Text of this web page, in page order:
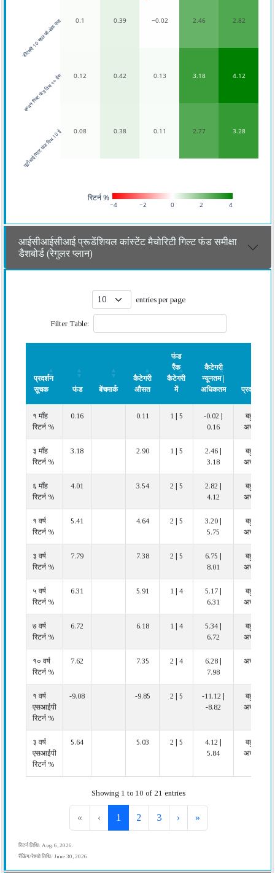
0.1 0.39 −0.02 2.46 2.82
0.12 0.42 0.13 3.18 4.12
0.08 0.38 0.11 2.77 3.28
यूटीआई गिल्ट फंड विथ 10 ई
बन्धन गिल्ट फंड विथ १० ईय
डीएसपी 10 साल जी-सेक फंड
−4 −2 0 2 4
रिटर्न %
आईसीआईसीआई प्रूडेंशियल कांस्टेंट मैचोरिटी गिल्ट फंड समीक्षा
डैशबोर्ड (रेगुलर प्लान)
entries per page
Filter Table:
प्रदर्शन
सूचक
फंड बेंचमार्क
कैटेगरी
औसत
फंड
रैंक
कैटेगरी
में
कैटेगरी
न्यूनतम |
अधिकतम
प्रदर्शन
सूचक
औसत
रैंक
न्यूनतम |
अधिकतम
१ माँह
रिटर्न %
0.16 0.11 1 | 5
-0.02 |
0.16
बहुत
अच्छा
३ माँह
रिटर्न %
3.18 2.90 1 | 5
2.46 |
3.18
बहुत
अच्छा
६ माँह
रिटर्न %
4.01 3.54 2 | 5
2.82 |
4.12
बहुत
अच्छा
१ वर्ष
रिटर्न %
5.41 4.64 2 | 5
3.20 |
5.75
बहुत
अच्छा
३ वर्ष
रिटर्न %
7.79 7.38 2 | 5
6.75 |
8.01
बहुत
अच्छा
५ वर्ष
रिटर्न %
6.31 5.91 1 | 4
5.17 |
6.31
बहुत
अच्छा
७ वर्ष
रिटर्न %
6.72 6.18 1 | 4
5.34 |
6.72
बहुत
अच्छा
१० वर्ष
रिटर्न %
7.62 7.35 2 | 4
6.28 |
7.98
अच्छा
१ वर्ष
एसआईपी
रिटर्न %
-9.08 -9.85 2 | 5
-11.12 |
-8.82
बहुत
अच्छा
३ वर्ष
एसआईपी
रिटर्न %
5.64 5.03 2 | 5
4.12 |
5.84
बहुत
अच्छा
Showing 1 to 10 of 21 entries
« ‹ 1 2 3 › »
रिटर्न तिथि: Aug. 6, 2026.
रैंकिंग/रेश्यो तिथि: June 30, 2026